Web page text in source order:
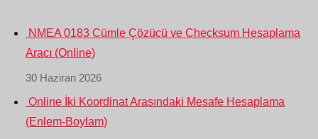
NMEA 0183 Cümle Çözücü ve Checksum Hesaplama
Aracı (Online)
30 Haziran 2026
Online İki Koordinat Arasındaki Mesafe Hesaplama
(Enlem-Boylam)